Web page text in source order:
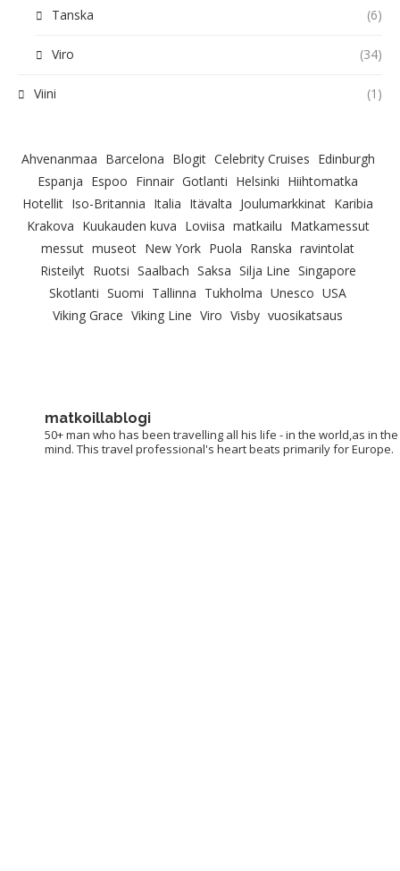
Tanska (6)
Viro (34)
Viini (1)
Ahvenanmaa Barcelona Blogit Celebrity Cruises Edinburgh
Espanja Espoo Finnair Gotlanti Helsinki Hiihtomatka
Hotellit Iso-Britannia Italia Itävalta Joulumarkkinat Karibia
Krakova Kuukauden kuva Loviisa matkailu Matkamessut
messut museot New York Puola Ranska ravintolat
Risteilyt Ruotsi Saalbach Saksa Silja Line Singapore
Skotlanti Suomi Tallinna Tukholma Unesco USA
Viking Grace Viking Line Viro Visby vuosikatsaus
matkoillablogi
50+ man who has been travelling all his life - in the world,as in the
mind. This travel professional's heart beats primarily for Europe.